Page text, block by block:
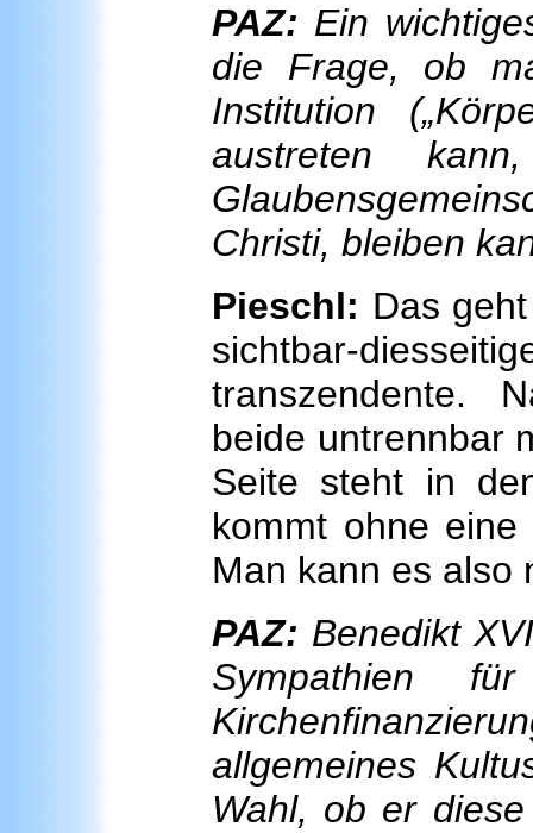
PAZ: Ein
die Frage, ob
Institution
austreten
Christi, bleiben
Pieschl: Das
sichtbar-
transzendente.
beide untrennbar
Seite steht in
kommt ohne
Man kann es also
PAZ: Benedikt
Sympathien
allgemeines
Wahl, ob er